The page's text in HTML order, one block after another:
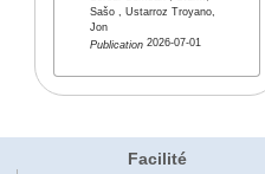
Sašo , Ustarroz Troyano,
Jon
Publication2026-07-01
Facilité